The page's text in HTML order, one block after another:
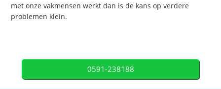
met onze vakmensen werkt dan is de kans op verdere
problemen klein.
0591-238188